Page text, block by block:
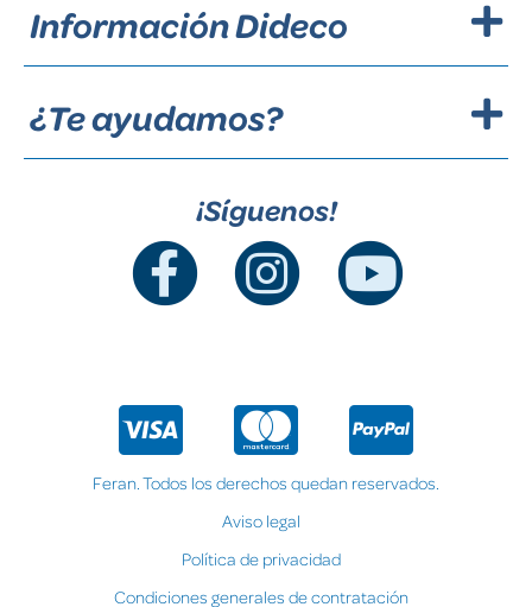
Información Dideco
¿Te ayudamos?
¡Síguenos!
Feran. Todos los derechos quedan reservados.
Aviso legal
Política de privacidad
Condiciones generales de contratación